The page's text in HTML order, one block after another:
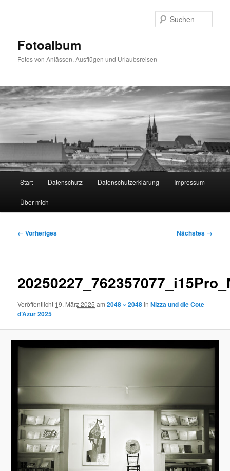
Fotoalbum
Fotos von Anlässen, Ausflügen und Urlaubsreisen
Start Datenschutz Datenschutzerklärung Impressum
Über mich
Bilder-
← Vorheriges Nächstes →
Veröffentlicht 19. März 2025 am2048 × 2048inNizza und die Cote
d’Azur 2025